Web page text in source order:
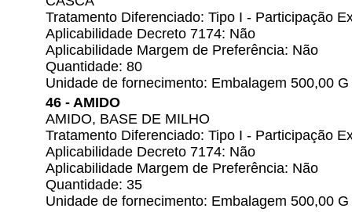
Tratamento Diferenciado: Tipo I - Participação
Aplicabilidade Decreto 7174: Não
Aplicabilidade Margem de Preferência: Não
Quantidade: 80
Unidade de fornecimento: Embalagem 500,00 G
46 - AMIDO
AMIDO, BASE DE MILHO
Tratamento Diferenciado: Tipo I - Participação
Aplicabilidade Decreto 7174: Não
Aplicabilidade Margem de Preferência: Não
Quantidade: 35
Unidade de fornecimento: Embalagem 500,00 G